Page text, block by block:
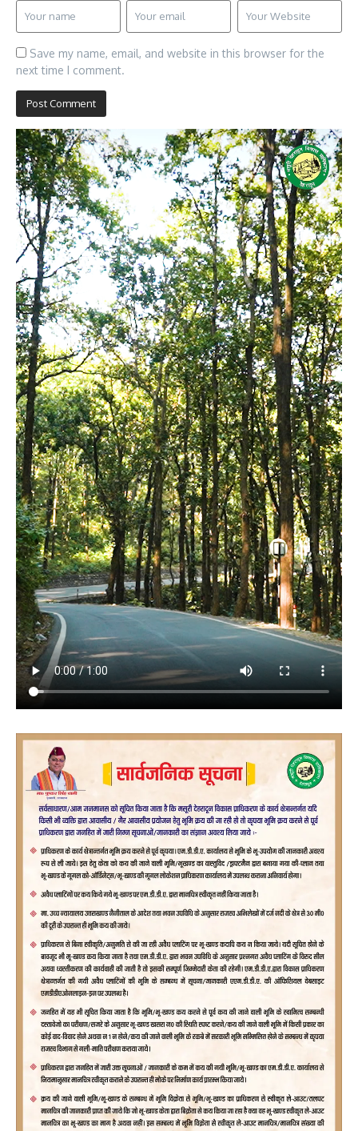
Save my name, email, and website in this browser for the
next time I comment.